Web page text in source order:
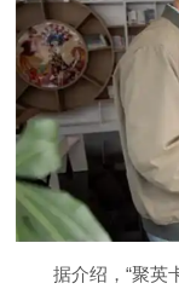
据介绍，“聚英